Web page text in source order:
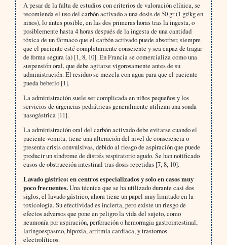
A pesar de la falta de estudios con criterios de valoración clínica, se
recomienda el uso del carbón activado a una dosis de 50 gr (1 gr/kg en
niños), lo antes posible, en las dos primeras horas tras la ingesta, o
posiblemente hasta 4 horas después de la ingesta de una cantidad
tóxica de un fármaco que el carbón activado puede absorber, siempre
que el paciente esté completamente consciente y sea capaz de tragar
de forma segura (a) [1, 8, 10]. En Francia se comercializa como una
suspensión oral, que debe agitarse vigorosamente antes de su
administración. El residuo se mezcla con agua para que el paciente
pueda beberlo [1].
La administración suele ser complicada en niños pequeños y los
servicios de urgencias pediátricas generalmente utilizan una sonda
nasogástrica [11].
La administración oral del carbón activado debe evitarse cuando el
paciente vomita, tiene una alteración del nivel de consciencia o
presenta crisis convulsivas, debido al riesgo de aspiración que puede
producir un síndrome de distrés respiratorio agudo. Se han notificado
casos de obstrucción intestinal tras dosis repetidas [7, 8, 10].
Lavado gástrico: en centros especializados y solo en casos muy
poco frecuentes.Una técnica que se ha utilizado durante casi dos
siglos, el lavado gástrico, ahora tiene un papel muy limitado en la
toxicología. Su efectividad es incierta, pero existe un riesgo de
efectos adversos que pone en peligro la vida del sujeto, como
neumonía por aspiración, perforación o hemorragia gastrointestinal,
laringoespasmo, hipoxia, arritmia cardiaca, y trastornos
electrolíticos.